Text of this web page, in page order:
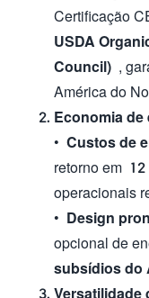
Certificação
USDA
Council) ,
América do
Economia de
• Custos de
retorno em
operacionais
• Design
opcional de
subsídios do
Versatilidade